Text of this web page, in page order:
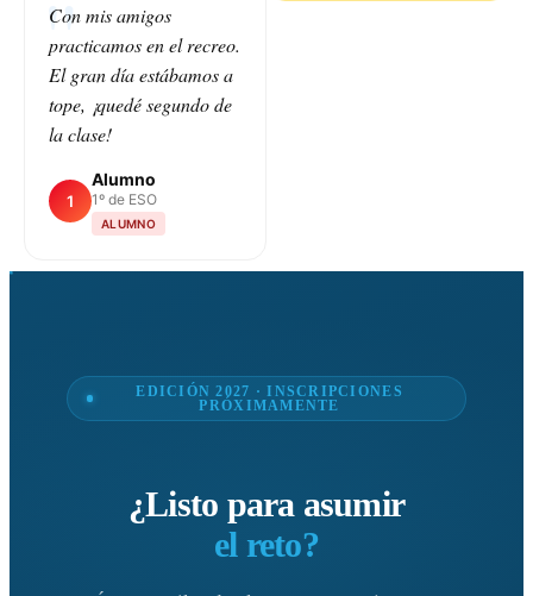
Con mis amigos
practicamos en el recreo.
El gran día estábamos a
tope, ¡quedé segundo de
la clase!
1
Alumno
1º de ESO
ALUMNO
EDICIÓN 2027 · INSCRIPCIONES
PRÓXIMAMENTE
¿Listo para asumir
el reto?